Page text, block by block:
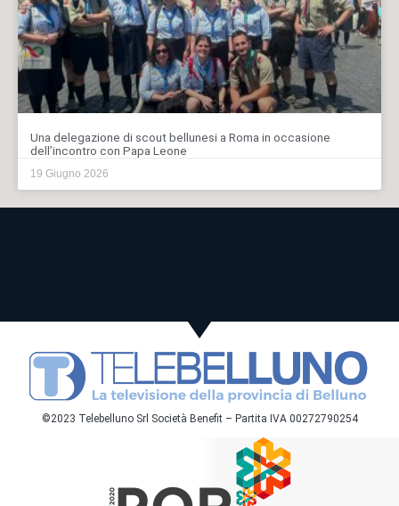
Una delegazione di scout bellunesi a Roma in occasione
dell’incontro con Papa Leone
19 Giugno 2026
©2023 Telebelluno Srl Società Benefit – Partita IVA 00272790254